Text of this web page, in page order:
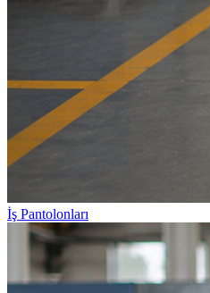
İş Pantolonları